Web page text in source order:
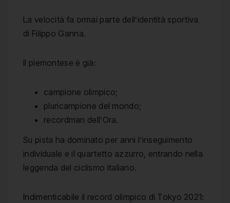
La velocità fa ormai parte dell’identità sportiva
di Filippo Ganna.
Il piemontese è già:
campione olimpico;
pluricampione del mondo;
recordman dell’Ora.
Su pista ha dominato per anni l’inseguimento
individuale e il quartetto azzurro, entrando nella
leggenda del ciclismo italiano.
Indimenticabile il record olimpico di Tokyo 2021: